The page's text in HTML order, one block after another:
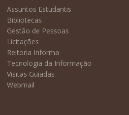
Assuntos Estudantis
Bibliotecas
Gestão de Pessoas
Licitações
Reitoria Informa
Tecnologia da Informação
Visitas Guiadas
Webmail